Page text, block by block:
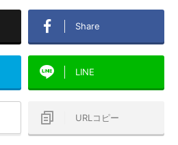
Share
LINE
URLコピー